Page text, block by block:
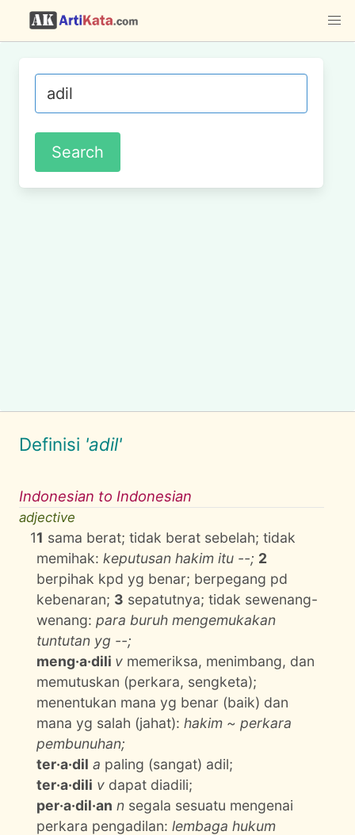
Definisi 'adil'
Indonesian to Indonesian
adjective
11 sama berat; tidak berat sebelah; tidak
memihak:keputusan hakim itu --; 2
berpihak kpd yg benar; berpegang pd
kebenaran; 3 sepatutnya; tidak sewenang-
wenang:para buruh mengemukakan
tuntutan yg --;
meng·a·dili v memeriksa, menimbang, dan
memutuskan (perkara, sengketa);
menentukan mana yg benar (baik) dan
mana yg salah (jahat):hakim ~ perkara
pembunuhan;
ter·a·dil a paling (sangat) adil;
ter·a·dili v dapat diadili;
per·a·dil·an n segala sesuatu mengenai
perkara pengadilan:lembaga hukum